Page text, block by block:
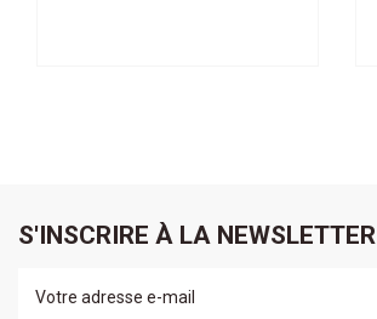
S'INSCRIRE À LA NEWSLETTER